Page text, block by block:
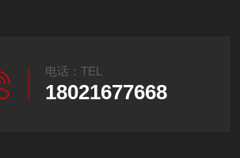
电话：TEL
18021677668